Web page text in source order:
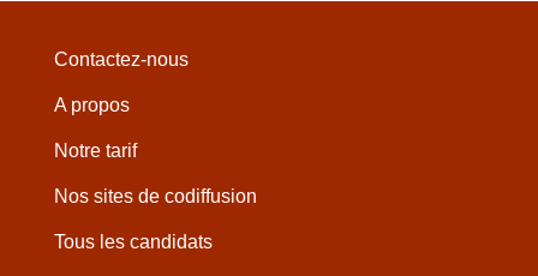
Contactez-nous
A propos
Notre tarif
Nos sites de codiffusion
Tous les candidats